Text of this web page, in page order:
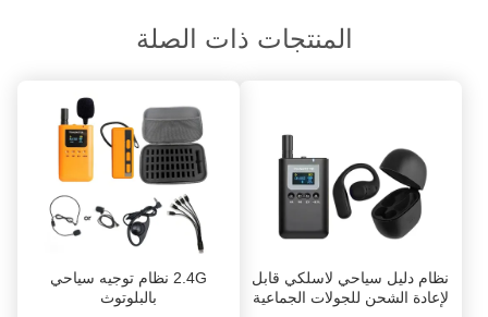
المنتجات ذات الصلة
نظام دليل سياحي لاسلكي قابل
لإعادة الشحن للجولات الجماعية
2.4G نظام توجيه سياحي
بالبلوتوث